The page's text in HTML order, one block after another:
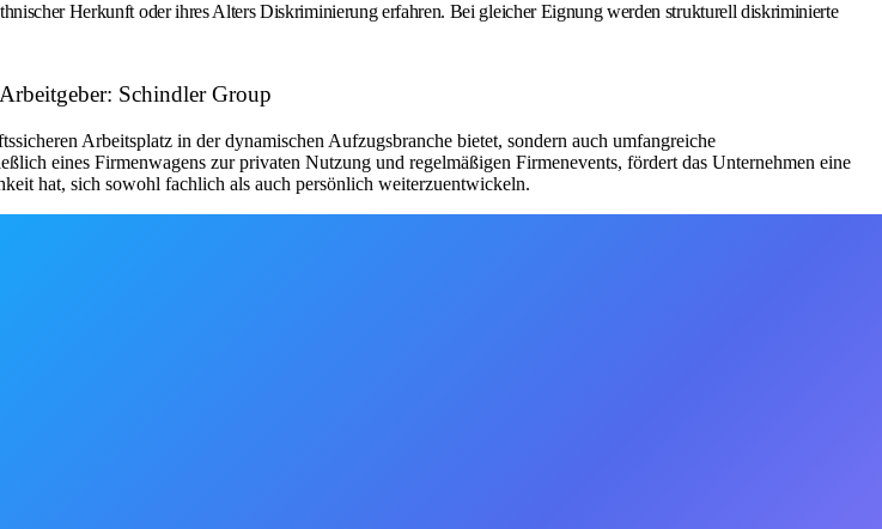
Herkunft oder ihres Alters Diskriminierung erfahren. Bei gleicher Eignung werden strukturell diskriminierte
Schindler Group
Arbeitsplatz in der dynamischen Aufzugsbranche bietet, sondern auch umfangreiche
eines Firmenwagens zur privaten Nutzung und regelmäßigen Firmenevents, fördert das Unternehmen eine
hat, sich sowohl fachlich als auch persönlich weiterzuentwickeln.